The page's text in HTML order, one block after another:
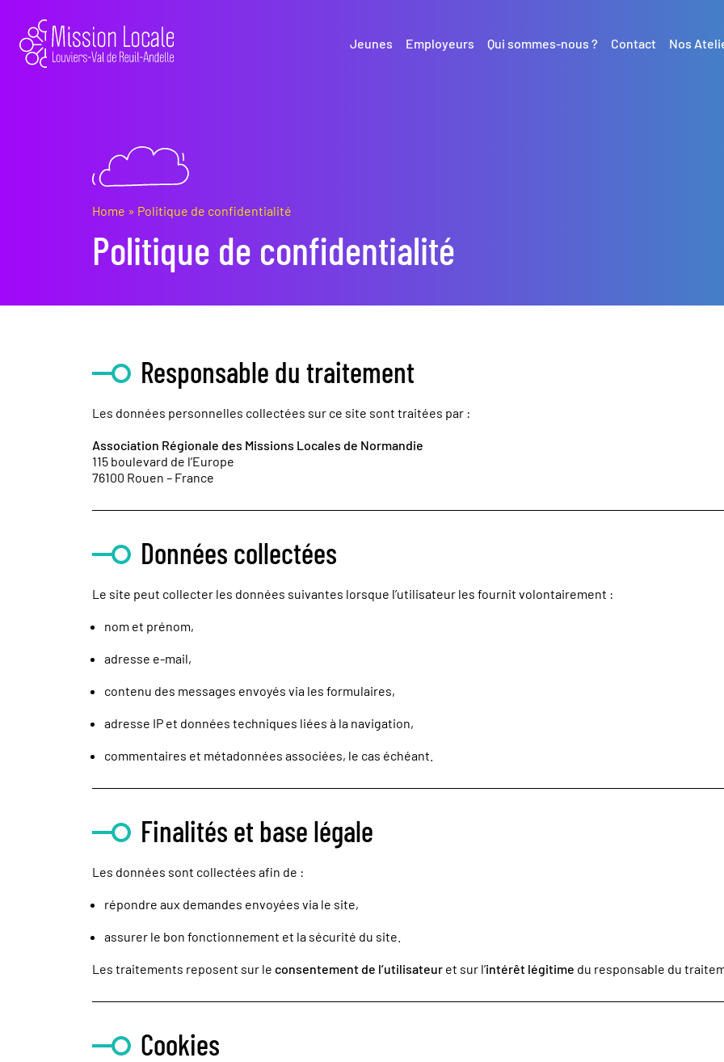
Jeunes Employeurs Qui sommes-nous ? Contact Nos
Home » Politique de confidentialité
Politique de confidentialité
Responsable du traitement
Les données personnelles collectées sur ce site sont traitées par :
Association Régionale des Missions Locales de Normandie
115 boulevard de l’Europe
76100 Rouen – France
Données collectées
Le site peut collecter les données suivantes lorsque l’utilisateur les fournit volontairement :
nom et prénom,
adresse e-mail,
contenu des messages envoyés via les formulaires,
adresse IP et données techniques liées à la navigation,
commentaires et métadonnées associées, le cas échéant.
Finalités et base légale
Les données sont collectées afin de :
répondre aux demandes envoyées via le site,
assurer le bon fonctionnement et la sécurité du site.
Les traitements reposent sur le consentement de l’utilisateur et sur l’intérêt légitime du responsable du
Cookies